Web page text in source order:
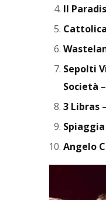
Il
Sepolti
Società
3 Libras
Angelo